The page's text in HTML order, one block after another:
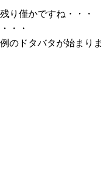
り僅かですね・・・
・・
のドタバタが始まりま